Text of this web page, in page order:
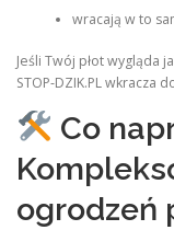
wracają w to
Jeśli Twój płot wygląda
STOP‑DZIK.PL wkracza
Co
ogrodzeń